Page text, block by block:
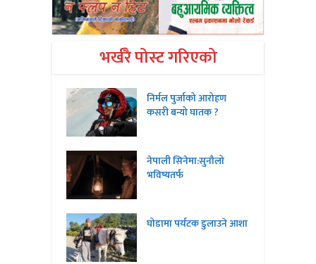
भर्खरै पोस्ट गरिएको
निर्मल पुर्जाको आरोहण
कसरी बन्यो घातक ?
नेपाली सिनेमा:सुनौलो
भविष्यतर्फ
घोडामा पर्यटक डुलाउने आशा